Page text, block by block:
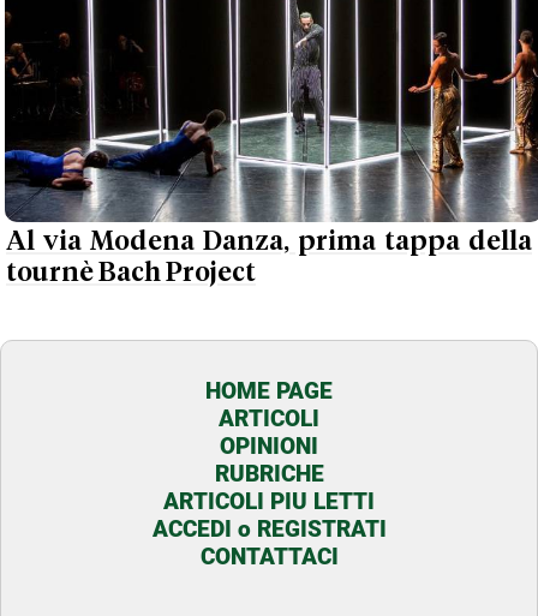
Al via Modena Danza, prima tappa della
tournè Bach Project
HOME PAGE
ARTICOLI
OPINIONI
RUBRICHE
ARTICOLI PIU LETTI
ACCEDI o REGISTRATI
CONTATTACI